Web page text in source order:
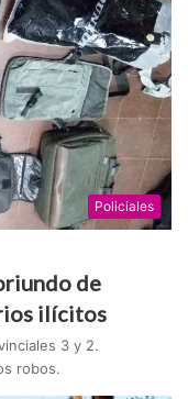
Policiales
de
ilícitos
3 y 2.
robos.